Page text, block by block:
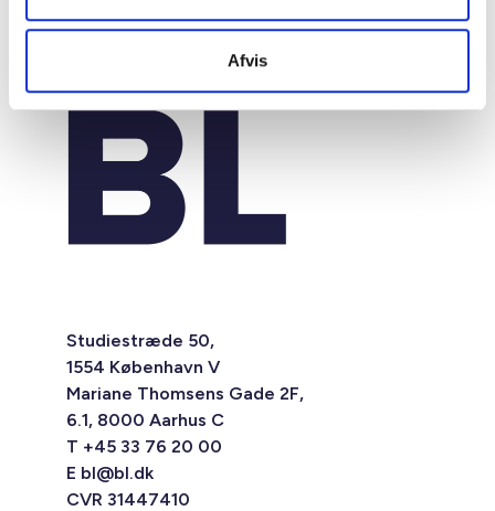
Afvis
Studiestræde 50,
1554 København V
Mariane Thomsens Gade 2F,
6.1, 8000 Aarhus C
T +45 33 76 20 00
E bl@bl.dk
CVR 31447410